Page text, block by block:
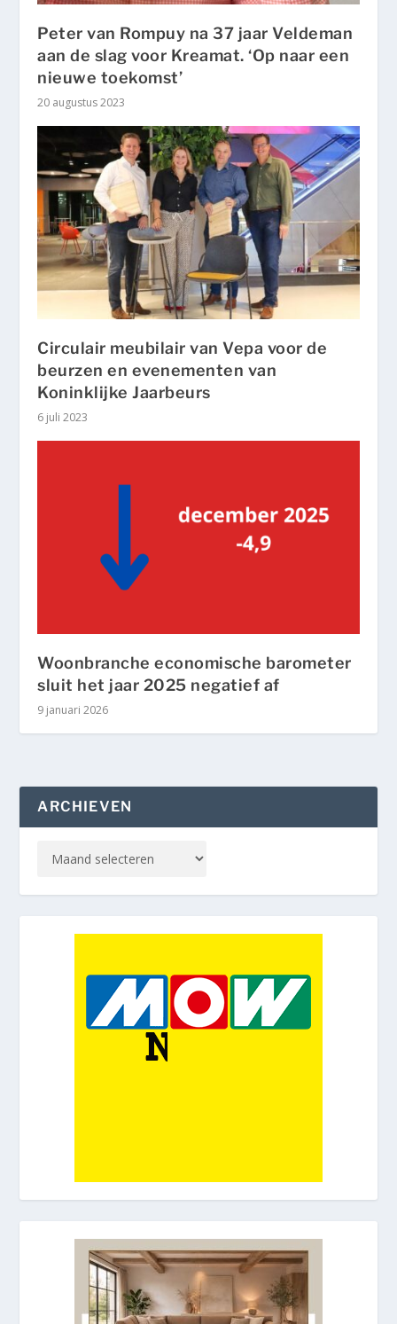
Peter van Rompuy na 37 jaar Veldeman
aan de slag voor Kreamat. ‘Op naar een
nieuwe toekomst’
20 augustus 2023
Circulair meubilair van Vepa voor de
beurzen en evenementen van
Koninklijke Jaarbeurs
6 juli 2023
Woonbranche economische barometer
sluit het jaar 2025 negatief af
9 januari 2026
ARCHIEVEN